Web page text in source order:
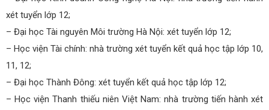
xét tuyển lớp 12;
– Đại học Tài nguyên Môi trường Hà Nội: xét tuyển lớp 12;
– Học viện Tài chính: nhà trường xét tuyển kết quả học tập lớp 10,
11, 12;
– Đại học Thành Đông: xét tuyển kết quả học tập lớp 12;
– Học viện Thanh thiếu niên Việt Nam: nhà trường tiến hành xét